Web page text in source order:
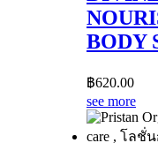
BODY
฿620.00
see more